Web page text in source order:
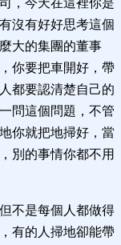
沒有好好思考這個
大的集團的董事
你要把車開好，帶
都要認清楚自己的
問這個問題，不管
你就把地掃好，當
別的事情你都不用
不是每個人都做得
有的人掃地卻能帶